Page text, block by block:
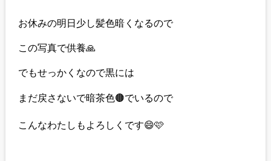
お休みの明日少し髪色暗くなるので
この写真で供養🙏
でもせっかくなので黒には
まだ戻さないで暗茶色🟤でいるので
こんなわたしもよろしくです😄🩷